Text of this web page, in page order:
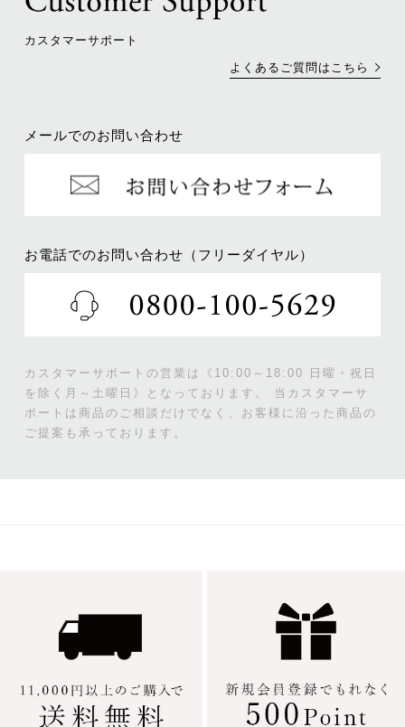
カスタマーサポート
よくあるご質問はこちら
メールでのお問い合わせ
お電話でのお問い合わせ（フリーダイヤル）
カスタマーサポートの営業は《10:00～18:00 日曜・祝日
を除く月～土曜日》となっております。
当カスタマーサ
ポートは商品のご相談だけでなく、お客様に沿った商品の
ご提案も承っております。